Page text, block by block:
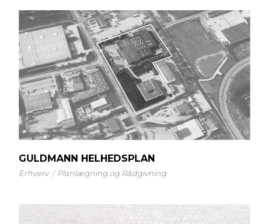
GULDMANN HELHEDSPLAN
Erhverv Planlægning og Rådgivning